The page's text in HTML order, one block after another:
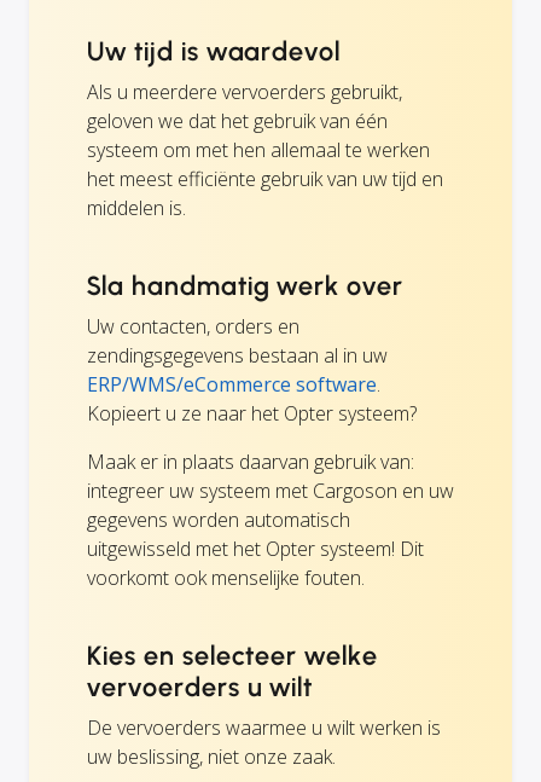
Uw tijd is waardevol
Als u meerdere vervoerders gebruikt,
geloven we dat het gebruik van één
systeem om met hen allemaal te werken
het meest efficiënte gebruik van uw tijd en
middelen is.
Sla handmatig werk over
Uw contacten, orders en
zendingsgegevens bestaan al in uw
ERP/WMS/eCommerce software.
Kopieert u ze naar het Opter systeem?
Maak er in plaats daarvan gebruik van:
integreer uw systeem met Cargoson en uw
gegevens worden automatisch
uitgewisseld met het Opter systeem! Dit
voorkomt ook menselijke fouten.
Kies en selecteer welke
vervoerders u wilt
De vervoerders waarmee u wilt werken is
uw beslissing, niet onze zaak.